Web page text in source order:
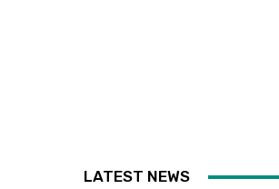
LATEST NEWS